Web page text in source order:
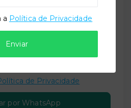
de Privacidade
por WhatsApp
a Política de Privacidade
Enviar